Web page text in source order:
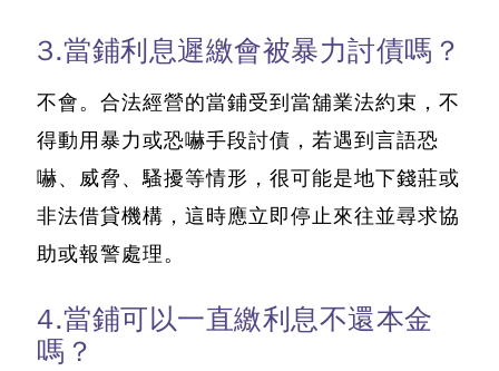
3.當鋪利息遲繳會被暴力討債嗎？
不會。合法經營的當鋪受到當舖業法約束，不
得動用暴力或恐嚇手段討債，若遇到言語恐
嚇、威脅、騷擾等情形，很可能是地下錢莊或
非法借貸機構，這時應立即停止來往並尋求協
助或報警處理。
4.當鋪可以一直繳利息不還本金
嗎？